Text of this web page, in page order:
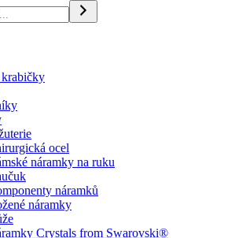
ocel
náramky na ruku
náramků
náramky
Crystals from Swarovski®